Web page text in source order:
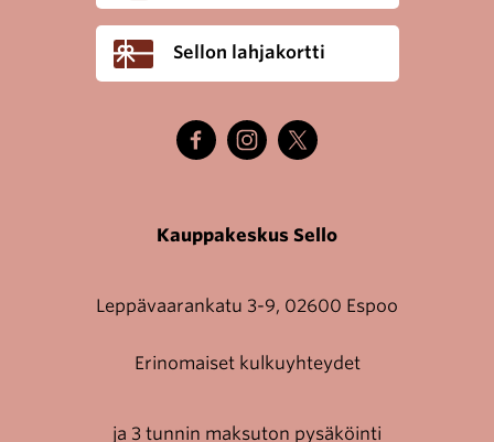
Sellon lahjakortti
Kauppakeskus Sello
Leppävaarankatu 3-9, 02600 Espoo
Erinomaiset kulkuyhteydet
ja 3 tunnin maksuton pysäköinti